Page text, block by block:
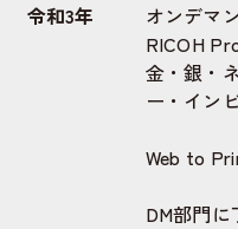
令和3年
オンデマ
RICOH
金・銀・
ー・イン
Web to
DM部門